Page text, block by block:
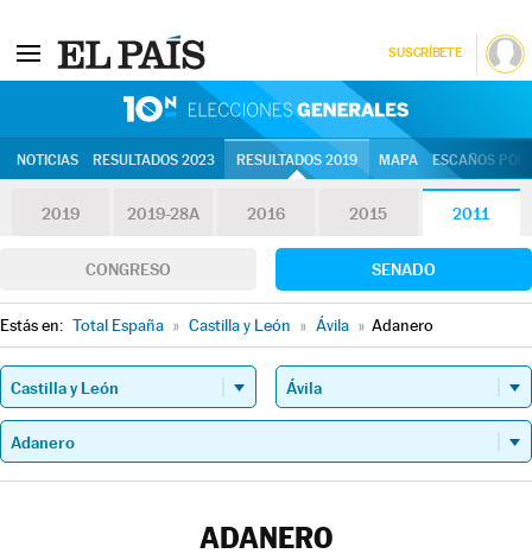
SUSCRÍBETE
NOTICIAS RESULTADOS 2023 RESULTADOS 2019 MAPA ESCAÑOS
2019 2019-28A 2016 2015 2011
CONGRESO SENADO
Estás en: Total España » Castilla y León » Ávila » Adanero
ADANERO